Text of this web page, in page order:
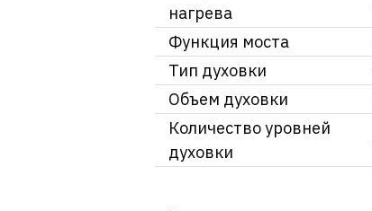
нагрева
Функция моста
Тип духовки
Объем духовки
Количество уровней
духовки